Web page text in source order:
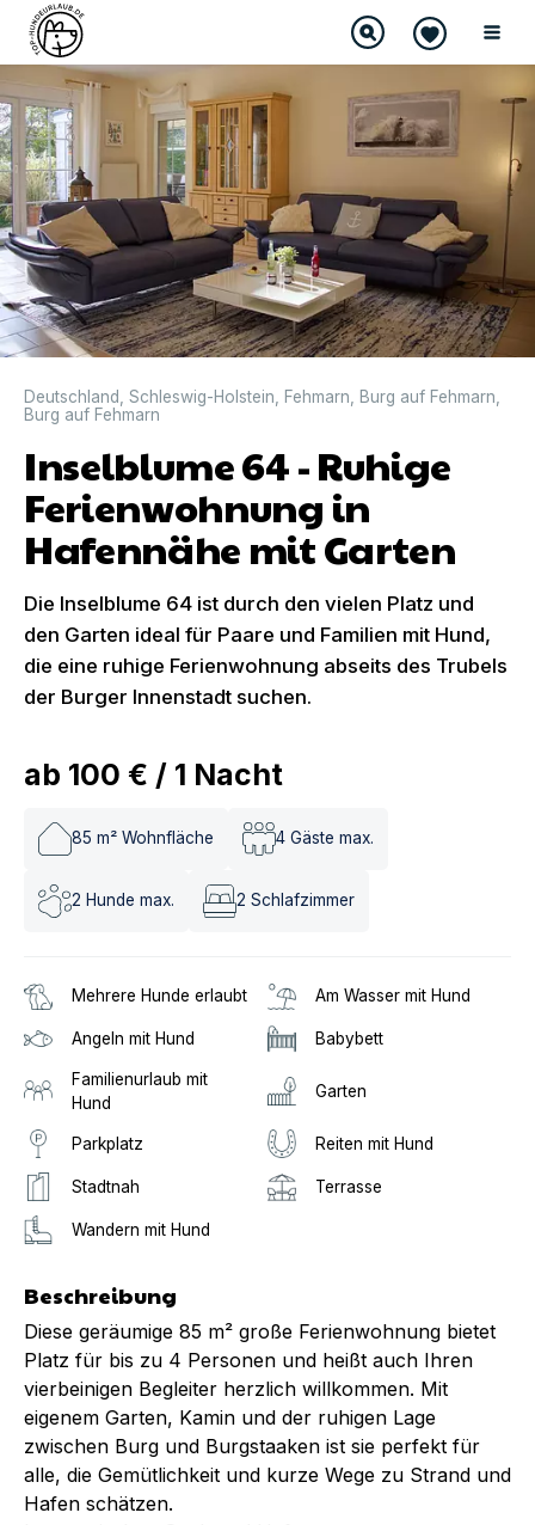
Deutschland Schleswig-Holstein Fehmarn Burg auf Fehmarn
Burg auf Fehmarn
Inselblume 64 - Ruhige
Ferienwohnung in
Hafennähe mit Garten
Die Inselblume 64 ist durch den vielen Platz und
den Garten ideal für Paare und Familien mit Hund,
die eine ruhige Ferienwohnung abseits des Trubels
der Burger Innenstadt suchen.
ab 100 € / 1 Nacht
85 m² Wohnfläche 4 Gäste max.
2 Hunde max. 2 Schlafzimmer
Mehrere Hunde erlaubt Am Wasser mit Hund
Angeln mit Hund Babybett
Familienurlaub mit
Hund
Garten
Parkplatz Reiten mit Hund
Stadtnah Terrasse
Wandern mit Hund
Beschreibung
Diese geräumige 85 m² große Ferienwohnung bietet
Platz für bis zu 4 Personen und heißt auch Ihren
vierbeinigen Begleiter herzlich willkommen. Mit
eigenem Garten, Kamin und der ruhigen Lage
zwischen Burg und Burgstaaken ist sie perfekt für
alle, die Gemütlichkeit und kurze Wege zu Strand und
Hafen schätzen.